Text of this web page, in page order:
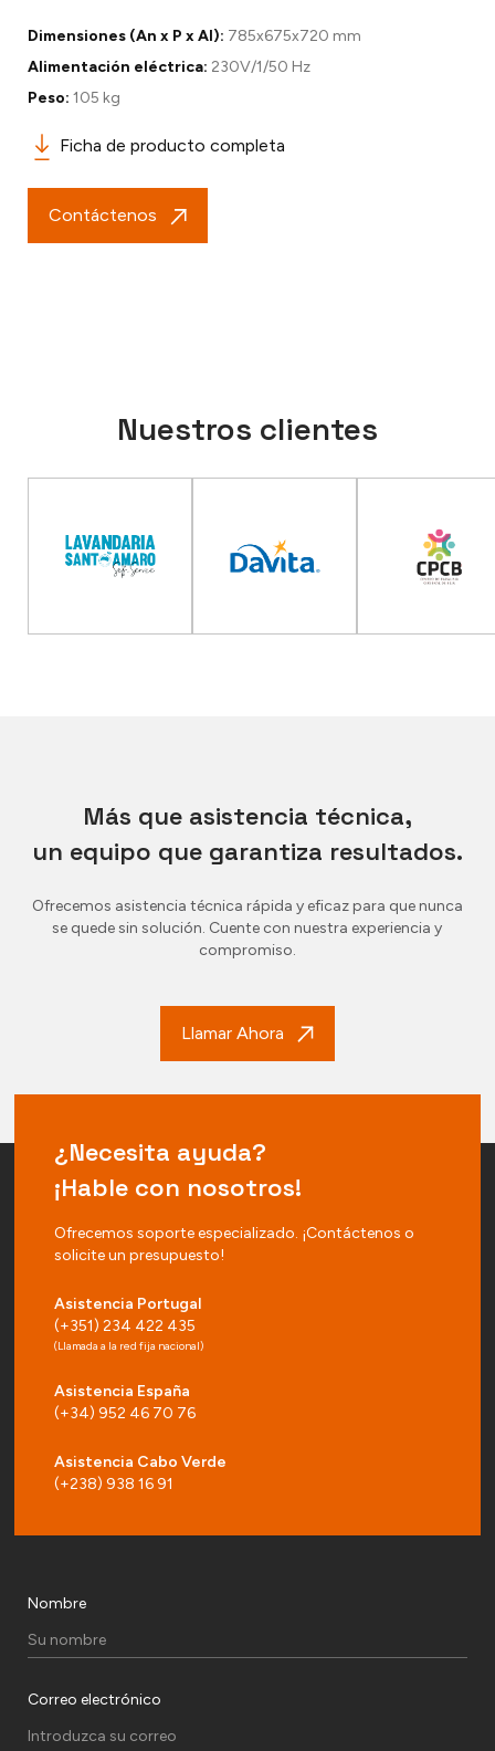
Dimensiones (An x P x Al): 785x675x720 mm
Alimentación eléctrica: 230V/1/50 Hz
Peso: 105 kg
Ficha de producto completa
Contáctenos
Nuestros clientes
Más que asistencia técnica,
un equipo que garantiza resultados.
Ofrecemos asistencia técnica rápida y eficaz para que nunca
se quede sin solución. Cuente con nuestra experiencia y
compromiso.
Llamar Ahora
¿Necesita ayuda?
¡Hable con nosotros!
Ofrecemos soporte especializado. ¡Contáctenos o
solicite un presupuesto!
Asistencia Portugal
(+351) 234 422 435
(Llamada a la red fija nacional)
Asistencia España
(+34) 952 46 70 76
Asistencia Cabo Verde
(+238) 938 16 91
Nombre
Correo electrónico